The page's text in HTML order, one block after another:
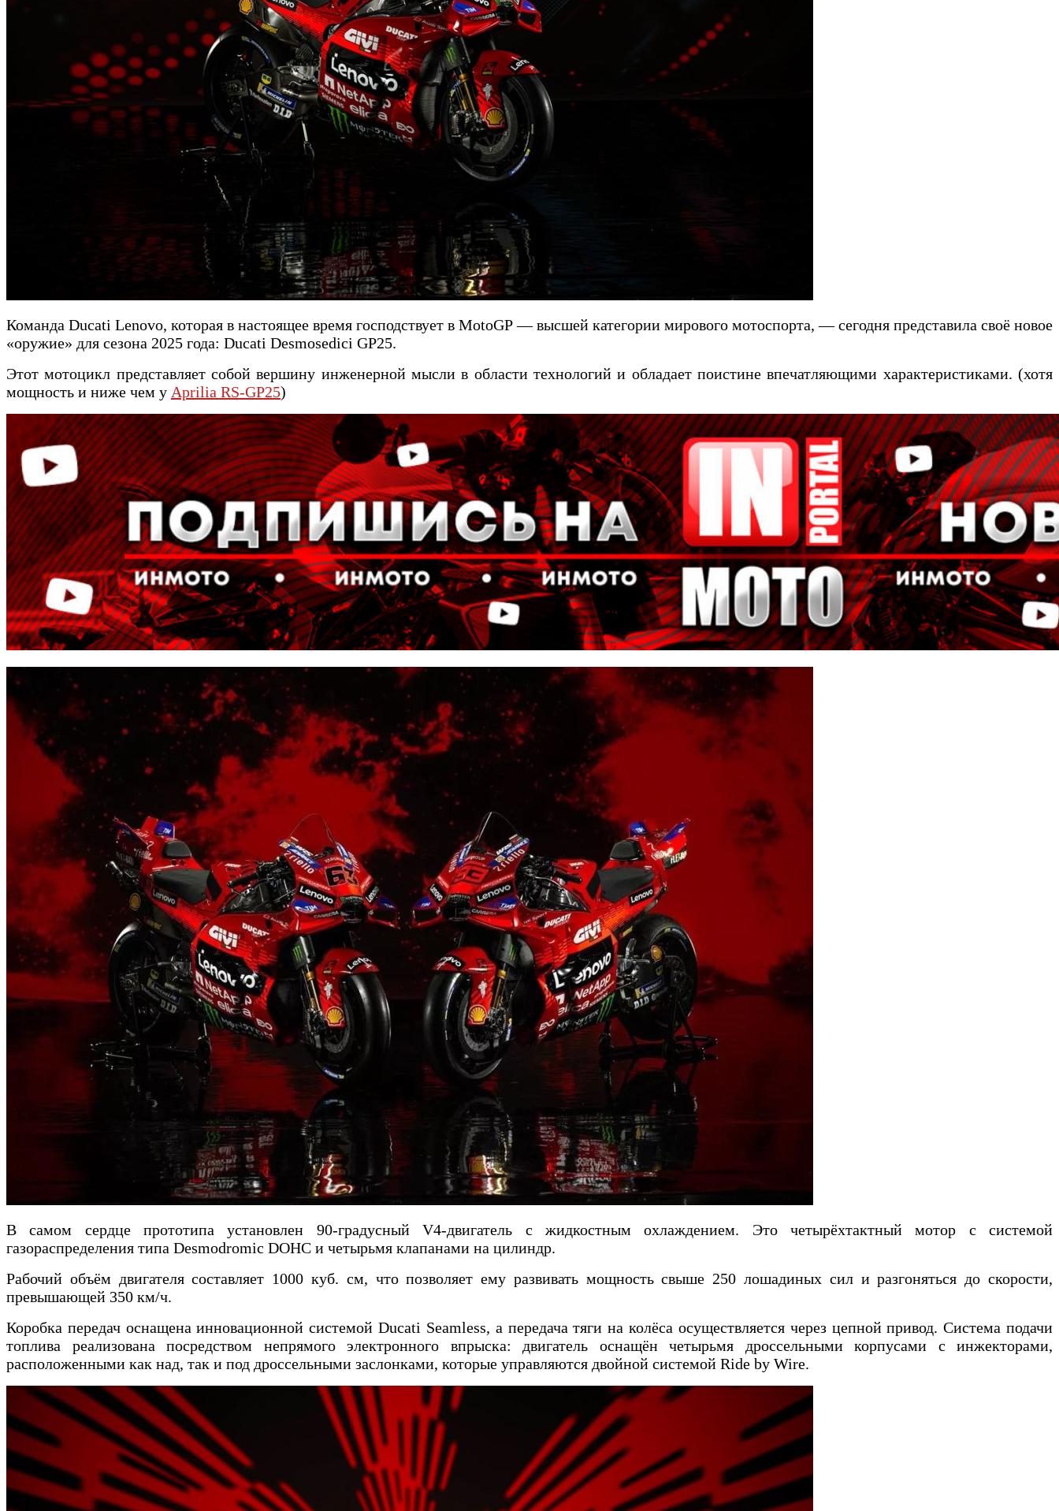
Команда Ducati Lenovo, которая в настоящее время господствует в MotoGP — высшей категории мирового мотоспорта, — сегодня представила своё новое
«оружие» для сезона 2025 года: Ducati Desmosedici GP25.
Этот мотоцикл представляет собой вершину инженерной мысли в области технологий и обладает поистине впечатляющими характеристиками. (хотя
мощность и ниже чем у Aprilia RS-GP25)
В самом сердце прототипа установлен 90-градусный V4-двигатель с жидкостным охлаждением. Это четырёхтактный мотор с системой
газораспределения типа Desmodromic DOHC и четырьмя клапанами на цилиндр.
Рабочий объём двигателя составляет 1000 куб. см, что позволяет ему развивать мощность свыше 250 лошадиных сил и разгоняться до скорости,
превышающей 350 км/ч.
Коробка передач оснащена инновационной системой Ducati Seamless, а передача тяги на колёса осуществляется через цепной привод. Система подачи
топлива реализована посредством непрямого электронного впрыска: двигатель оснащён четырьмя дроссельными корпусами с инжекторами,
расположенными как над, так и под дроссельными заслонками, которые управляются двойной системой Ride by Wire.